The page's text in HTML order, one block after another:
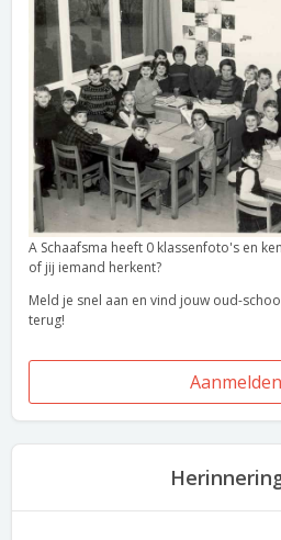
A Schaafsma heeft 0 klassenfoto's en
of jij iemand herkent?
Meld je snel aan en vind jouw oud-
terug!
Aanmelden